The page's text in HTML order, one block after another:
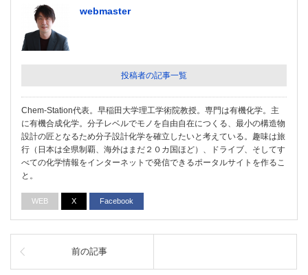
webmaster
投稿者の記事一覧
Chem-Station代表。早稲田大学理工学術院教授。専門は有機化学。主
に有機合成化学。分子レベルでモノを自由自在につくる、最小の構造物
設計の匠となるため分子設計化学を確立したいと考えている。趣味は旅
行（日本は全県制覇、海外はまだ２０カ国ほど）、ドライブ、そしてす
べての化学情報をインターネットで発信できるポータルサイトを作るこ
と。
WEB X Facebook
前の記事